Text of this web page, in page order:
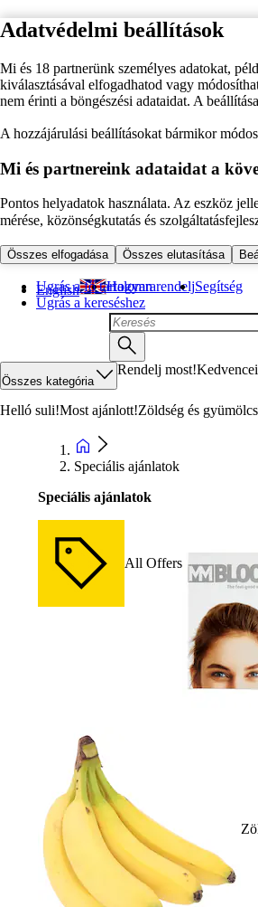
Adatvédelmi beállítások
Mi és 18 partnerünk személyes adatokat,
kiválasztásával elfogadhatod vagy
nem érinti a böngészési adataidat. A
A hozzájárulási beállításokat bármikor
Mi és partnereink adataidat a
Pontos helyadatok használata. Az eszköz
mérése, közönségkutatás és
Összes elfogadása Összes elutasítása
Ugrás a fő tartalomra
Ugrás a kereséshez
English Hogyan rendeljSegítség
Összes kategória
Rendelj most!
Helló suli!Most ajánlott!Zöldség és gyümölcs
Speciális ajánlatok
Speciális ajánlatok
All Offers